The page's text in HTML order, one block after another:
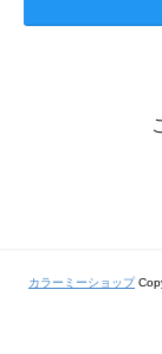
カラーミーショップ